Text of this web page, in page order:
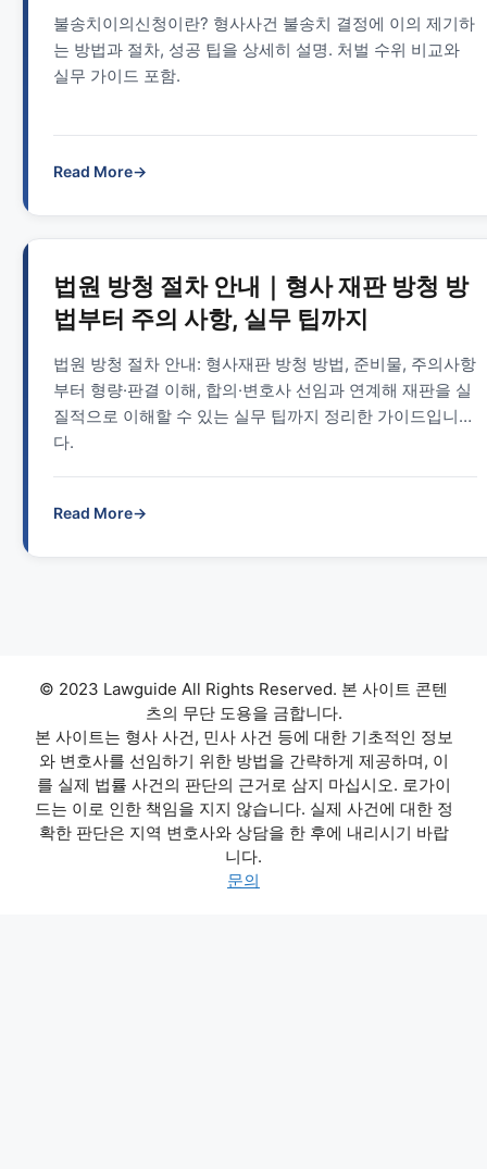
불송치이의신청이란? 형사사건 불송치 결정에 이의 제기하
는 방법과 절차, 성공 팁을 상세히 설명. 처벌 수위 비교와
실무 가이드 포함.
Read More→
법원 방청 절차 안내｜형사 재판 방청 방
법부터 주의 사항, 실무 팁까지
법원 방청 절차 안내: 형사재판 방청 방법, 준비물, 주의사항
부터 형량·판결 이해, 합의·변호사 선임과 연계해 재판을 실
질적으로 이해할 수 있는 실무 팁까지 정리한 가이드입니
다.
Read More→
© 2023 Lawguide All Rights Reserved. 본 사이트 콘텐
츠의 무단 도용을 금합니다.
본 사이트는 형사 사건, 민사 사건 등에 대한 기초적인 정보
와 변호사를 선임하기 위한 방법을 간략하게 제공하며, 이
를 실제 법률 사건의 판단의 근거로 삼지 마십시오. 로가이
드는 이로 인한 책임을 지지 않습니다. 실제 사건에 대한 정
확한 판단은 지역 변호사와 상담을 한 후에 내리시기 바랍
니다.
문의